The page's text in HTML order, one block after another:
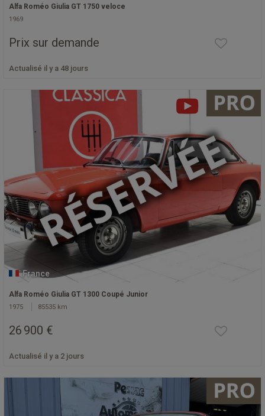
Alfa Roméo Giulia GT 1750 veloce
1969
Prix sur demande
Actualisé il y a 48 jours
France
Alfa Roméo Giulia GT 1300 Coupé Junior
1975 85535 km
26 900 €
Actualisé il y a 2 jours